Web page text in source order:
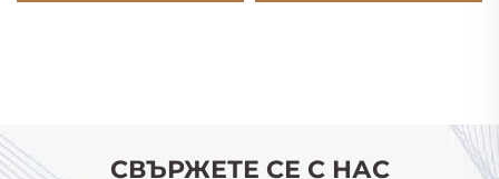
СВЪРЖЕТЕ СЕ С НАС